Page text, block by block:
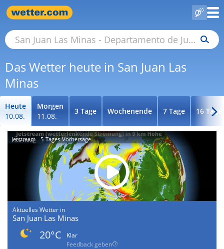
Das Wetter heute in San Juan Las
Minas
Heute
10.08.
Morgen
11.08.
3 Tage Wochenende 7 Tage 16 Tage
Jetstream - 5-Tages-Vorhersage
Aktuelles Wetter in
San Juan Las Minas
20°C
Klar
Feedback geben